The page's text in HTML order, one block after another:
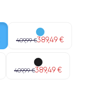
409,99 €389,49 €
409,99 €389,49 €